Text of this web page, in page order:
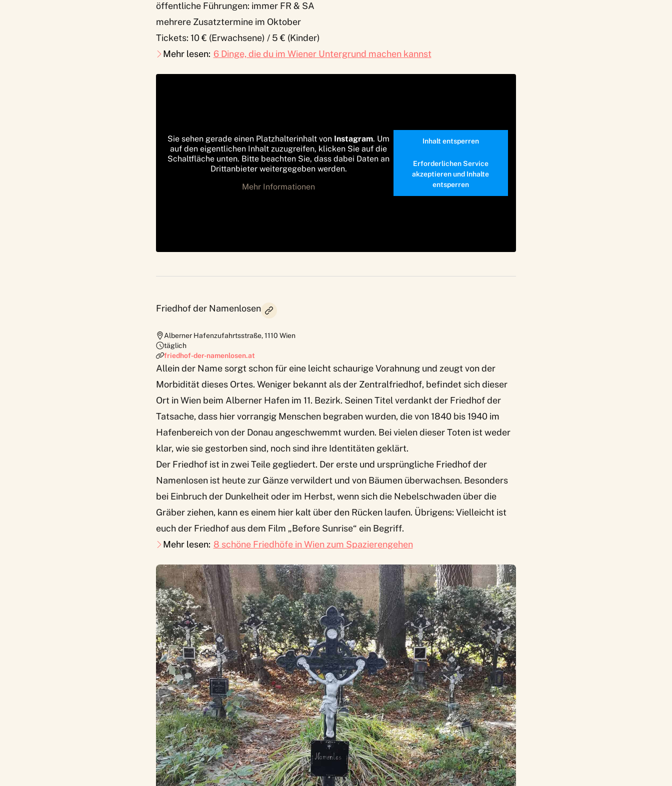
öffentliche Führungen: immer FR & SA
mehrere Zusatztermine im Oktober
Tickets: 10 € (Erwachsene) / 5 € (Kinder)
Mehr lesen: 6 Dinge, die du im Wiener Untergrund machen kannst
Sie sehen gerade einen Platzhalterinhalt von Instagram. Um
auf den eigentlichen Inhalt zuzugreifen, klicken Sie auf die
Schaltfläche unten. Bitte beachten Sie, dass dabei Daten an
Drittanbieter weitergegeben werden.
Mehr Informationen
Inhalt entsperren
Erforderlichen Service
akzeptieren und Inhalte
entsperren
Friedhof der Namenlosen
Alberner Hafenzufahrtsstraße,1110 Wien
täglich
friedhof-der-namenlosen.at
Allein der Name sorgt schon für eine leicht schaurige Vorahnung und zeugt von der
Morbidität dieses Ortes. Weniger bekannt als der Zentralfriedhof, befindet sich dieser
Ort in Wien beim Alberner Hafen im 11. Bezirk. Seinen Titel verdankt der Friedhof der
Tatsache, dass hier vorrangig Menschen begraben wurden, die von 1840 bis 1940 im
Hafenbereich von der Donau angeschwemmt wurden. Bei vielen dieser Toten ist weder
klar, wie sie gestorben sind, noch sind ihre Identitäten geklärt.
Der Friedhof ist in zwei Teile gegliedert. Der erste und ursprüngliche Friedhof der
Namenlosen ist heute zur Gänze verwildert und von Bäumen überwachsen. Besonders
bei Einbruch der Dunkelheit oder im Herbst, wenn sich die Nebelschwaden über die
Gräber ziehen, kann es einem hier kalt über den Rücken laufen. Übrigens: Vielleicht ist
euch der Friedhof aus dem Film „Before Sunrise“ ein Begriff.
Mehr lesen: 8 schöne Friedhöfe in Wien zum Spazierengehen